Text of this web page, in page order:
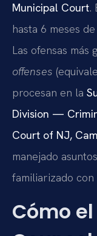
Municipal Court.
hasta 6 meses
Las ofensas más
offenses
procesan en la
Division —
Court of NJ,
manejado
familiarizado
Cómo